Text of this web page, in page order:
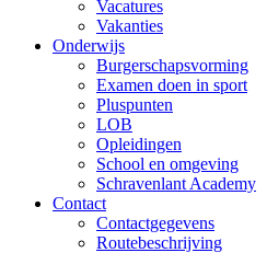
Vacatures
Vakanties
Onderwijs
Burgerschapsvorming
Examen doen in sport
Pluspunten
LOB
Opleidingen
School en omgeving
Schravenlant Academy
Contact
Contactgegevens
Routebeschrijving